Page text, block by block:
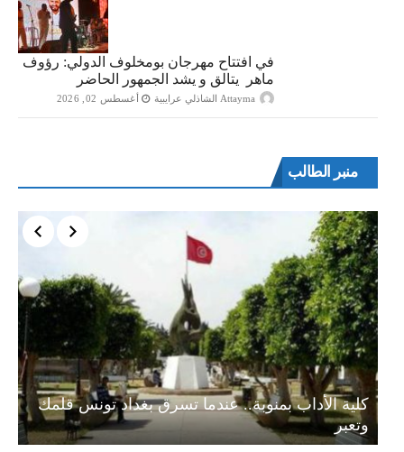
في افتتاح مهرجان بومخلوف الدولي: رؤوف
ماهر يتالق و يشد الجمهور الحاضر
Attayma الشاذلي عرايبية أغسطس 02, 2026
منبر الطالب
كلية الأداب بمنوبة.. عندما تسرق بغداد تونس قلمك
وتعبر